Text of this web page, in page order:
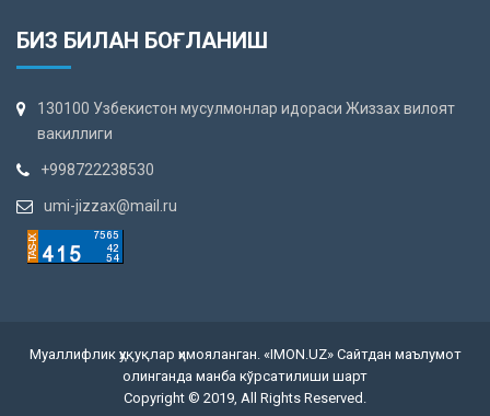
БИЗ БИЛАН БОҒЛАНИШ
130100 Узбекистон мусулмонлар идораси Жиззах вилоят
вакиллиги
+998722238530
umi-jizzax@mail.ru
Муаллифлик ҳуқуқлар ҳимояланган. «IMON.UZ» Сайтдан маълумот
олинганда манба кўрсатилиши шарт
Copyright © 2019, All Rights Reserved.